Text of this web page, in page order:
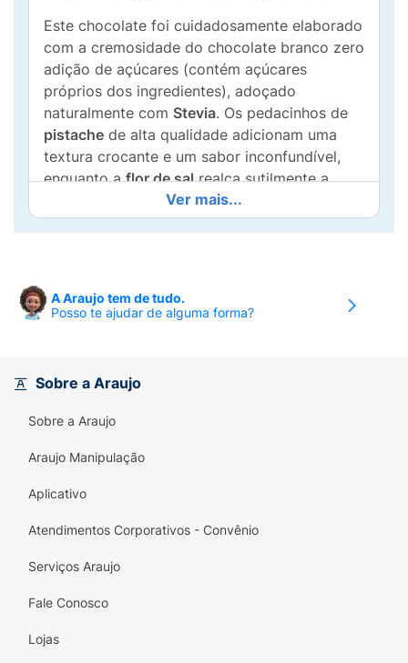
Este chocolate foi cuidadosamente elaborado
com a cremosidade do chocolate branco zero
adição de açúcares (contém açúcares
próprios dos ingredientes), adoçado
naturalmente com Stevia. Os pedacinhos de
pistache de alta qualidade adicionam uma
textura crocante e um sabor inconfundível,
enquanto aflor de salrealça sutilmente a
doçura do chocolate, criando uma
experiência gourmet única.
escritório. Um deleite para o seu dia a dia!
Ideal para dietas com restrição de açúcares.
da embalagem).
Peso Líquido: 25g.
Garanta já a sua
transforme seus momentos de pausa!
Ver mais...
A Araujo tem de tudo.
Posso te ajudar de alguma forma?
Sobre a Araujo
Sobre a Araujo
Araujo Manipulação
Aplicativo
Atendimentos Corporativos - Convênio
Serviços Araujo
Fale Conosco
Lojas